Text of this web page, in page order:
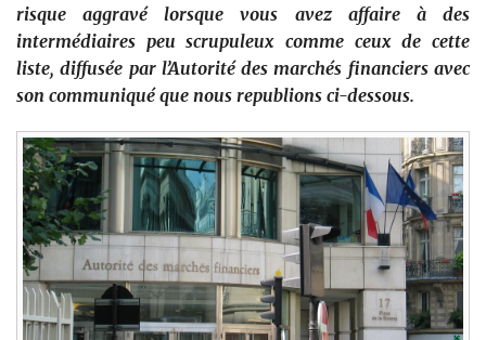
risque aggravé lorsque vous avez affaire à des
intermédiaires peu scrupuleux comme ceux de cette
liste, diffusée par l’Autorité des marchés financiers avec
son communiqué que nous republions ci-dessous.